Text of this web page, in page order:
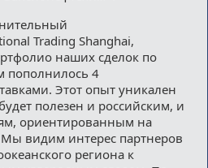
Trading Shanghai,
наших сделок по
пополнилось 4
Этот опыт уникален
полезен и российским, и
ориентированным на
Мы видим интерес партнеров
региона к